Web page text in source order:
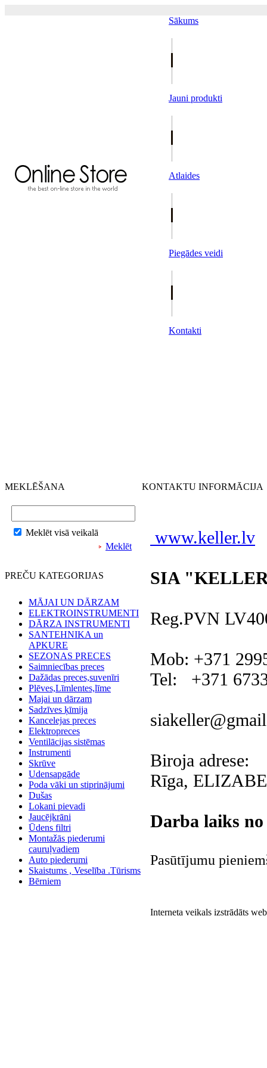
Sākums
Jauni produkti
Atlaides
Piegādes veidi
Kontakti
MEKLĒŠANA
Meklēt visā veikalā
Meklēt
PREČU KATEGORIJAS
MĀJAI UN DĀRZAM
ELEKTROINSTRUMENTI
DĀRZA INSTRUMENTI
SANTEHNIKA un
APKURE
SEZONAS PRECES
Saimniecības preces
Dažādas preces,suvenīri
Plēves,Līmlentes,līme
Majai un dārzam
Sadzīves ķīmija
Kancelejas preces
Elektropreces
Ventilācijas sistēmas
Instrumenti
Skrūve
Udensapgāde
Poda vāki un stiprinājumi
Dušas
Lokani pievadi
Jaucējkrāni
Ūdens filtri
Montažās piederumi
cauruļvadiem
Auto piederumi
Skaistums , Veselība .Tūrisms
Bērniem
KONTAKTU INFORMĀCIJA
www.keller.lv
SIA
Reg.PVN
Mob: +371
Tel: +371
Biroja adrese:
Rīga,
Darba laiks
Pasūtījumu
Interneta veikals izstrādāts